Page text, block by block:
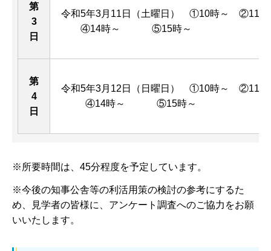
第
3
日
令和5年3月11日（土曜日） ①10時～
④14時～ ⑤15時～
第
4
日
令和5年3月12日（日曜日） ①10時～
④14時～ ⑤15時～
※所要時間は、45分程度を予定しています。
※今後の知事公舎等の利活用策の検討の参考にするた
め、見学者の皆様に、アンケート調査へのご協力をお願
いいたします。